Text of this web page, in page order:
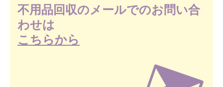
不用品回収のメールでのお問い合
わせは
こちらから